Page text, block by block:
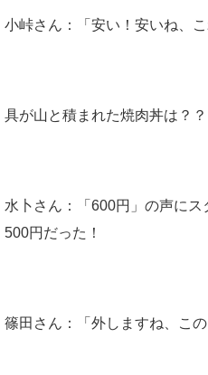
小峠さん：「安い！安いね、こ
具が山と積まれた焼肉丼は？？
水卜さん：「600円」の声にス
500円だった！
篠田さん：「外しますね、この